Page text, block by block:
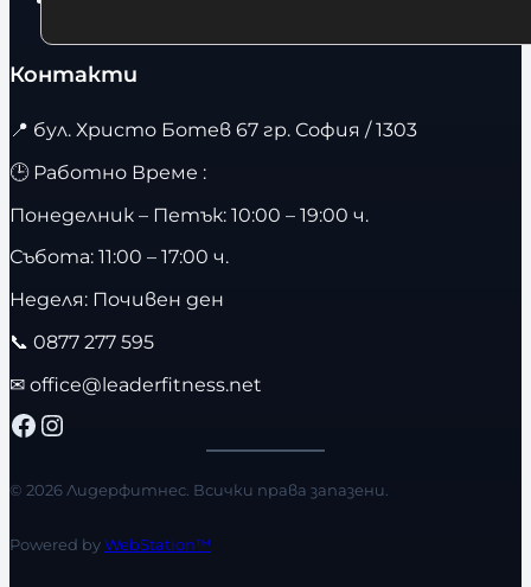
Контакти
📍 бул. Христо Ботев 67 гр. София / 1303
🕒 Работно Време :
Понеделник – Петък: 10:00 – 19:00 ч.
Събота: 11:00 – 17:00 ч.
Неделя: Почивен ден
📞 0877 277 595
✉ office@leaderfitness.net
Facebook Instagram
© 2026 Лидерфитнес. Всички права запазени.
Powered byWebStation™